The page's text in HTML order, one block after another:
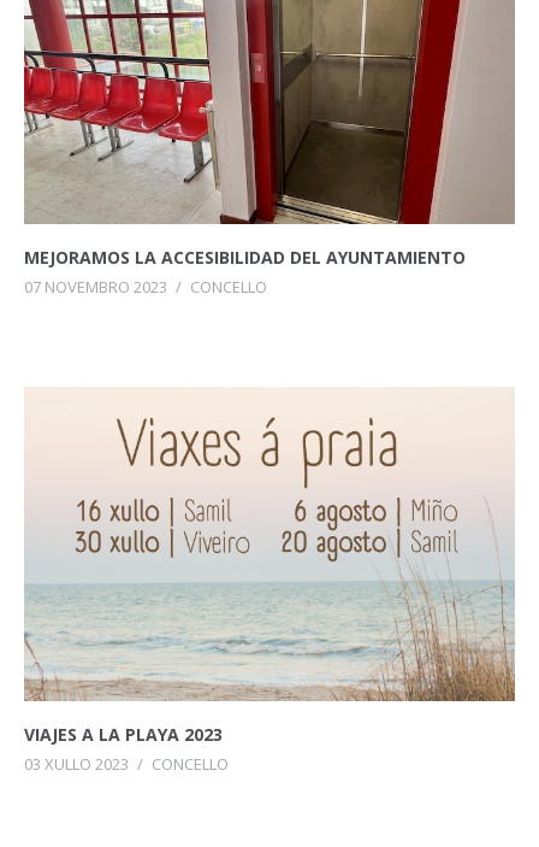
MEJORAMOS LA ACCESIBILIDAD DEL AYUNTAMIENTO
07 NOVEMBRO 2023 / CONCELLO
VIAJES A LA PLAYA 2023
03 XULLO 2023 / CONCELLO